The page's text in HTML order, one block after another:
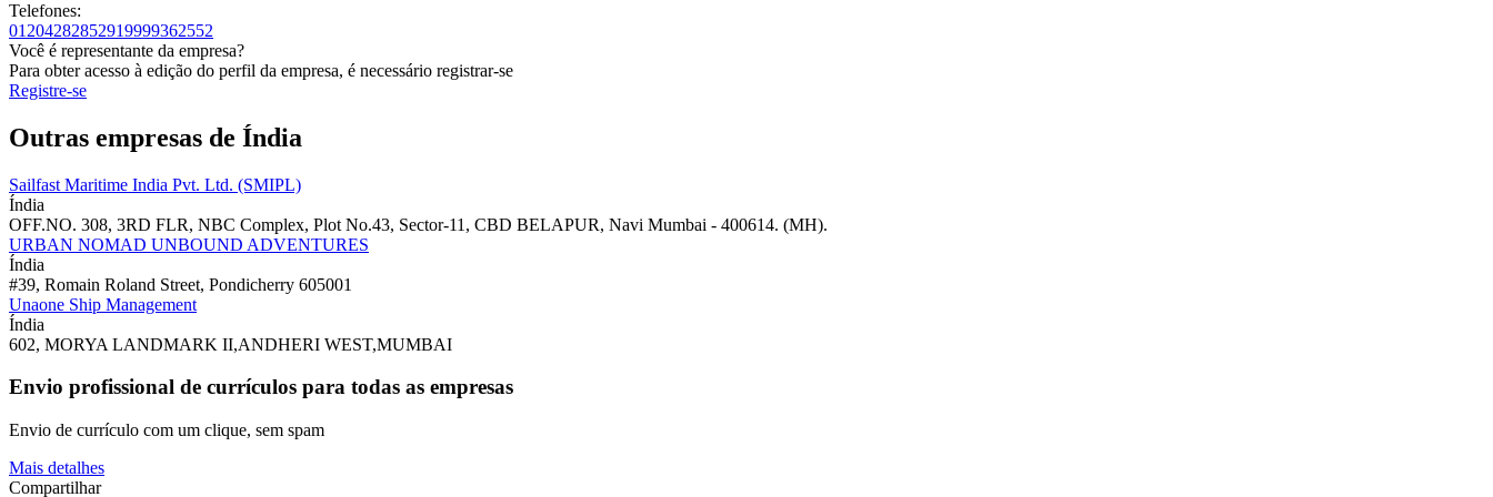
Telefones:
01204282852919999362552
Você é representante da empresa?
Para obter acesso à edição do perfil da empresa, é necessário registrar-se
Registre-se
Outras empresas de Índia
Sailfast Maritime India Pvt. Ltd. (SMIPL)
Índia
OFF.NO. 308, 3RD FLR, NBC Complex, Plot No.43, Sector-11, CBD BELAPUR, Navi Mumbai - 400614. (MH).
URBAN NOMAD UNBOUND ADVENTURES
Índia
#39, Romain Roland Street, Pondicherry 605001
Unaone Ship Management
Índia
602, MORYA LANDMARK II,ANDHERI WEST,MUMBAI
Envio profissional de currículos para todas as empresas
Envio de currículo com um clique, sem spam
Mais detalhes
Compartilhar